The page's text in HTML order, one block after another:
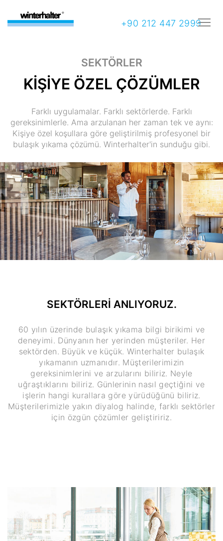
+90 212 447 2999
SEKTÖRLER
KİŞİYE ÖZEL ÇÖZÜMLER
Farklı uygulamalar. Farklı sektörlerde. Farklı
gereksinimlerle. Ama arzulanan her zaman tek ve aynı:
Kişiye özel koşullara göre geliştirilmiş profesyonel bir
bulaşık yıkama çözümü. Winterhalter'in sunduğu gibi.
SEKTÖRLERİ ANLIYORUZ.
60 yılın üzerinde bulaşık yıkama bilgi birikimi ve
deneyimi. Dünyanın her yerinden müşteriler. Her
sektörden. Büyük ve küçük. Winterhalter bulaşık
yıkamanın uzmanıdır. Müşterilerimizin
gereksinimlerini ve arzularını biliriz. Neyle
uğraştıklarını biliriz. Günlerinin nasıl geçtiğini ve
işlerin hangi kurallara göre yürüdüğünü biliriz.
Müşterilerimizle yakın diyalog halinde, farklı sektörler
için özgün çözümler geliştiririz.